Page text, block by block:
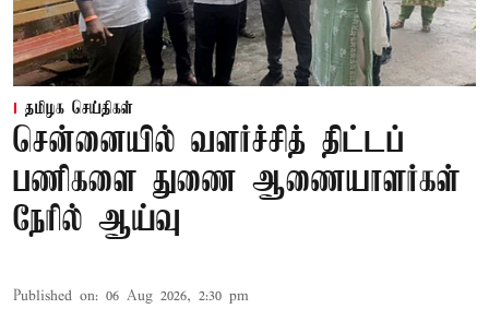
தமிழக செய்திகள்
சென்னையில் வளர்ச்சித் திட்டப்
பணிகளை துணை ஆணையாளர்கள்
நேரில் ஆய்வு
Published on: 06 Aug 2026, 2:30 pm